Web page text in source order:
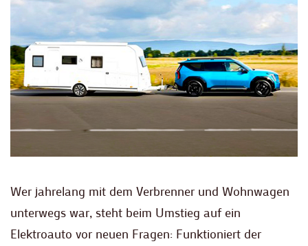
Wer jahrelang mit dem Verbrenner und Wohnwagen
unterwegs war, steht beim Umstieg auf ein
Elektroauto vor neuen Fragen: Funktioniert der